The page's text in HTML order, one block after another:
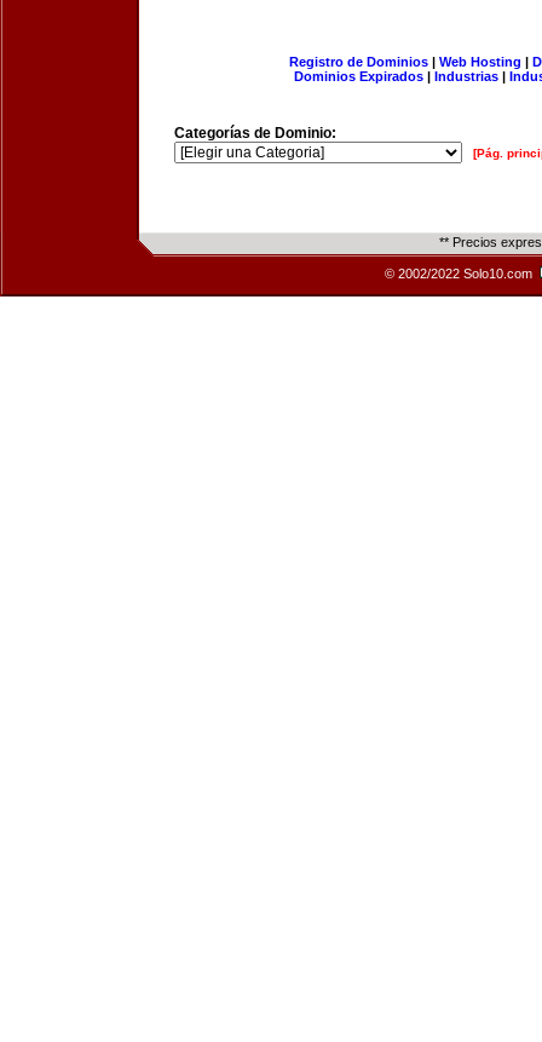
Registro de Dominios| Web Hosting |
Dominios Expirados | Industrias |
Categorías de Dominio:
[Pág.
** Precios
© 2002/2022 Solo10.com